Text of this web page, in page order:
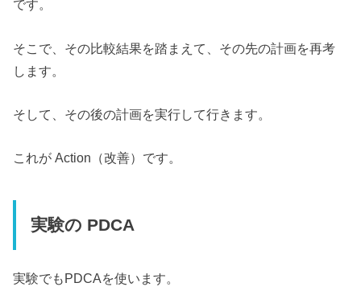
です。
そこで、その比較結果を踏まえて、その先の計画を再考
します。
そして、その後の計画を実行して行きます。
これが Action（改善）です。
実験の PDCA
実験でもPDCAを使います。